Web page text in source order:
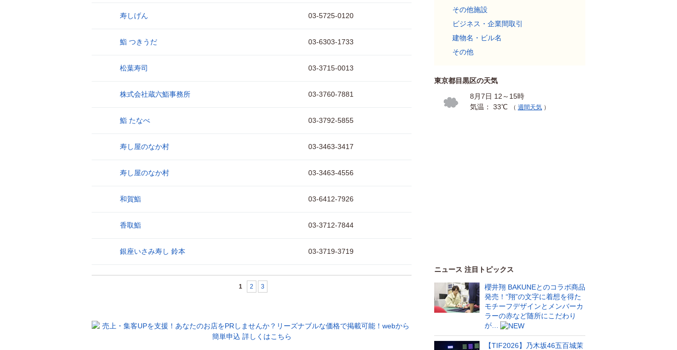
寿しげん 03-5725-0120
鮨 つきうだ 03-6303-1733
松葉寿司 03-3715-0013
株式会社蔵六鮨事務所 03-3760-7881
鮨 たなべ 03-3792-5855
寿し屋のなか村 03-3463-3417
寿し屋のなか村 03-3463-4556
和賀鮨 03-6412-7926
香取鮨 03-3712-7844
銀座いさみ寿し 鈴本 03-3719-3719
1 2 3
その他施設
ビジネス・企業間取引
建物名・ビル名
その他
東京都目黒区の天気
8月7日 12～15時
気温： 33℃
（ 週間天気 ）
ニュース 注目トピックス
櫻井翔 BAKUNEとのコラボ商品
発売！“翔”の文字に着想を得た
モチーフデザインとメンバーカ
ラーの赤など随所にこだわり
が…
【TIF2026】乃木坂46五百城茉